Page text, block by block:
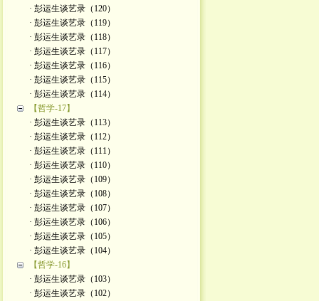
· 彭运生谈艺录（120）
· 彭运生谈艺录（119）
· 彭运生谈艺录（118）
· 彭运生谈艺录（117）
· 彭运生谈艺录（116）
· 彭运生谈艺录（115）
· 彭运生谈艺录（114）
【哲学-17】
· 彭运生谈艺录（113）
· 彭运生谈艺录（112）
· 彭运生谈艺录（111）
· 彭运生谈艺录（110）
· 彭运生谈艺录（109）
· 彭运生谈艺录（108）
· 彭运生谈艺录（107）
· 彭运生谈艺录（106）
· 彭运生谈艺录（105）
· 彭运生谈艺录（104）
【哲学-16】
· 彭运生谈艺录（103）
· 彭运生谈艺录（102）